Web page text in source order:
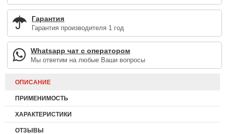
Гарантия
Гарантия производителя 1 год
Whatsapp чат с оператором
Мы ответим на любые Ваши вопросы
ОПИСАНИЕ
ПРИМЕНИМОСТЬ
ХАРАКТЕРИСТИКИ
ОТЗЫВЫ